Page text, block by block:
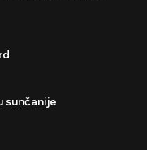
sunčanije